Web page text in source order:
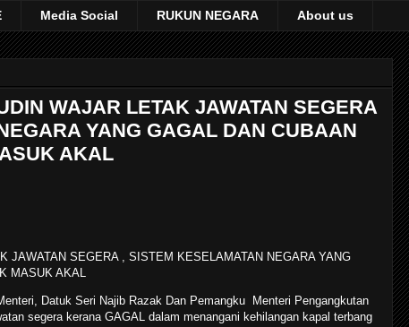
Media Social RUKUN NEGARA About us
WAJAR LETAK JAWATAN SEGERA
YANG GAGAL DAN CUBAAN
AKAL
JAWATAN SEGERA , SISTEM KESELAMATAN NEGARA YANG
MASUK AKAL
Datuk Seri Najib Razak Dan Pemangku Menteri Pengangkutan
segera kerana GAGAL dalam menangani kehilangan kapal terbang